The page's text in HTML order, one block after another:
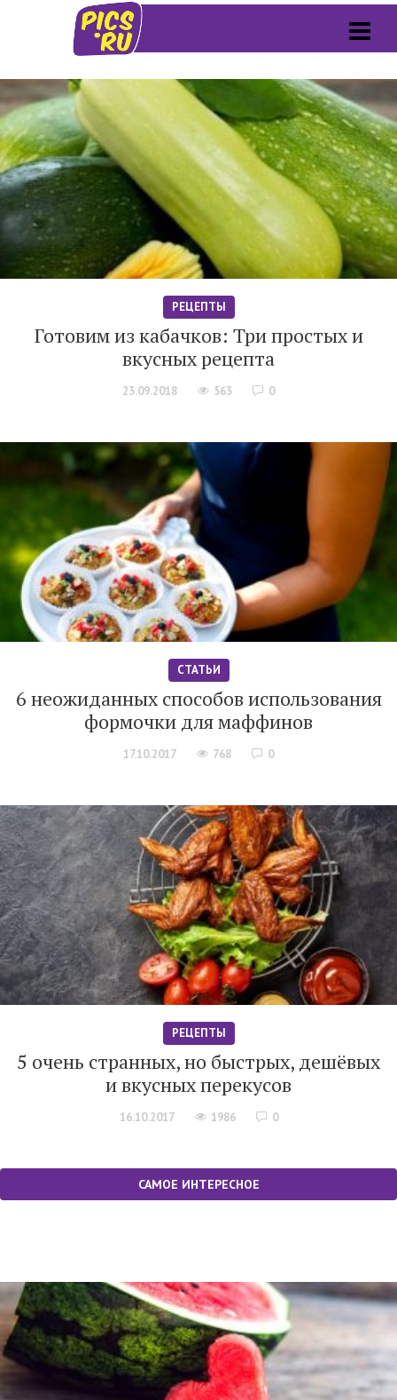
РЕЦЕПТЫ
Готовим из кабачков: Три простых и
вкусных рецепта
23.09.2018 563 0
СТАТЬИ
6 неожиданных способов использования
формочки для маффинов
17.10.2017 768 0
РЕЦЕПТЫ
5 очень странных, но быстрых, дешёвых
и вкусных перекусов
16.10.2017 1986 0
САМОЕ ИНТЕРЕСНОЕ